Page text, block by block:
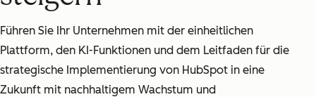
Führen Sie Ihr Unternehmen mit der einheitlichen
Plattform, den KI-Funktionen und dem Leitfaden für die
strategische Implementierung von HubSpot in eine
Zukunft mit nachhaltigem Wachstum und